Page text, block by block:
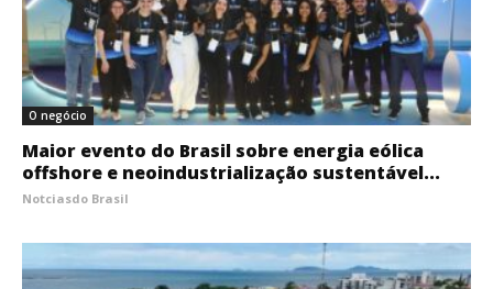
O negócio
Maior evento do Brasil sobre energia eólica
offshore e neoindustrialização sustentável...
Notciasdo Brasil